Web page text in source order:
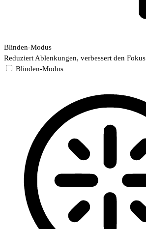
Blinden-Modus
Reduziert Ablenkungen, verbessert den Fokus
Blinden-Modus